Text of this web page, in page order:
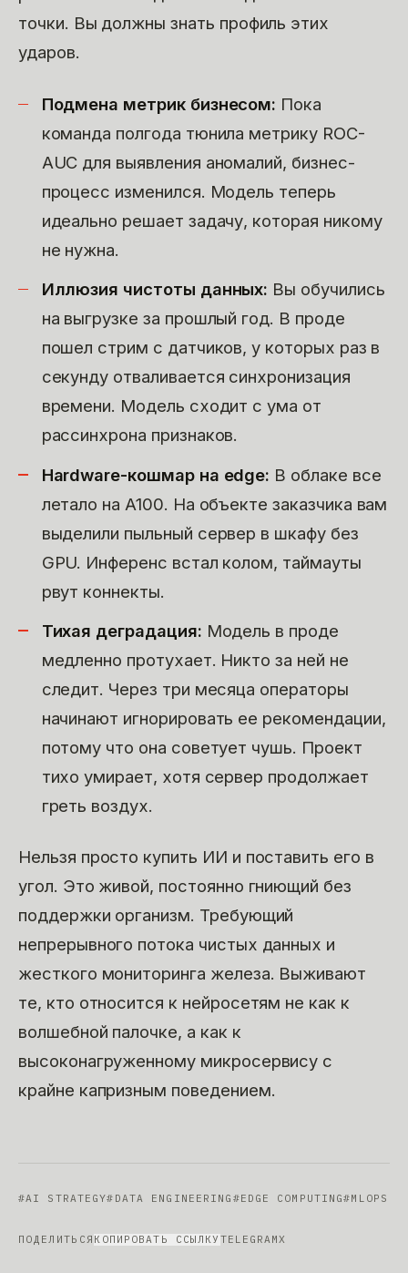
точки. Вы должны знать профиль этих
ударов.
Подмена метрик бизнесом: Пока
команда полгода тюнила метрику ROC-
AUC для выявления аномалий, бизнес-
процесс изменился. Модель теперь
идеально решает задачу, которая никому
не нужна.
Иллюзия чистоты данных: Вы обучились
на выгрузке за прошлый год. В проде
пошел стрим с датчиков, у которых раз в
секунду отваливается синхронизация
времени. Модель сходит с ума от
рассинхрона признаков.
Hardware-кошмар на edge: В облаке все
летало на A100. На объекте заказчика вам
выделили пыльный сервер в шкафу без
GPU. Инференс встал колом, таймауты
рвут коннекты.
Тихая деградация: Модель в проде
медленно протухает. Никто за ней не
следит. Через три месяца операторы
начинают игнорировать ее рекомендации,
потому что она советует чушь. Проект
тихо умирает, хотя сервер продолжает
греть воздух.
Нельзя просто купить ИИ и поставить его в
угол. Это живой, постоянно гниющий без
поддержки организм. Требующий
непрерывного потока чистых данных и
жесткого мониторинга железа. Выживают
те, кто относится к нейросетям не как к
волшебной палочке, а как к
высоконагруженному микросервису с
крайне капризным поведением.
#AI STRATEGY# DATA ENGINEERING #EDGE COMPUTING#MLOPS
ПОДЕЛИТЬСЯ КОПИРОВАТЬ ССЫЛКУ TELEGRAMX